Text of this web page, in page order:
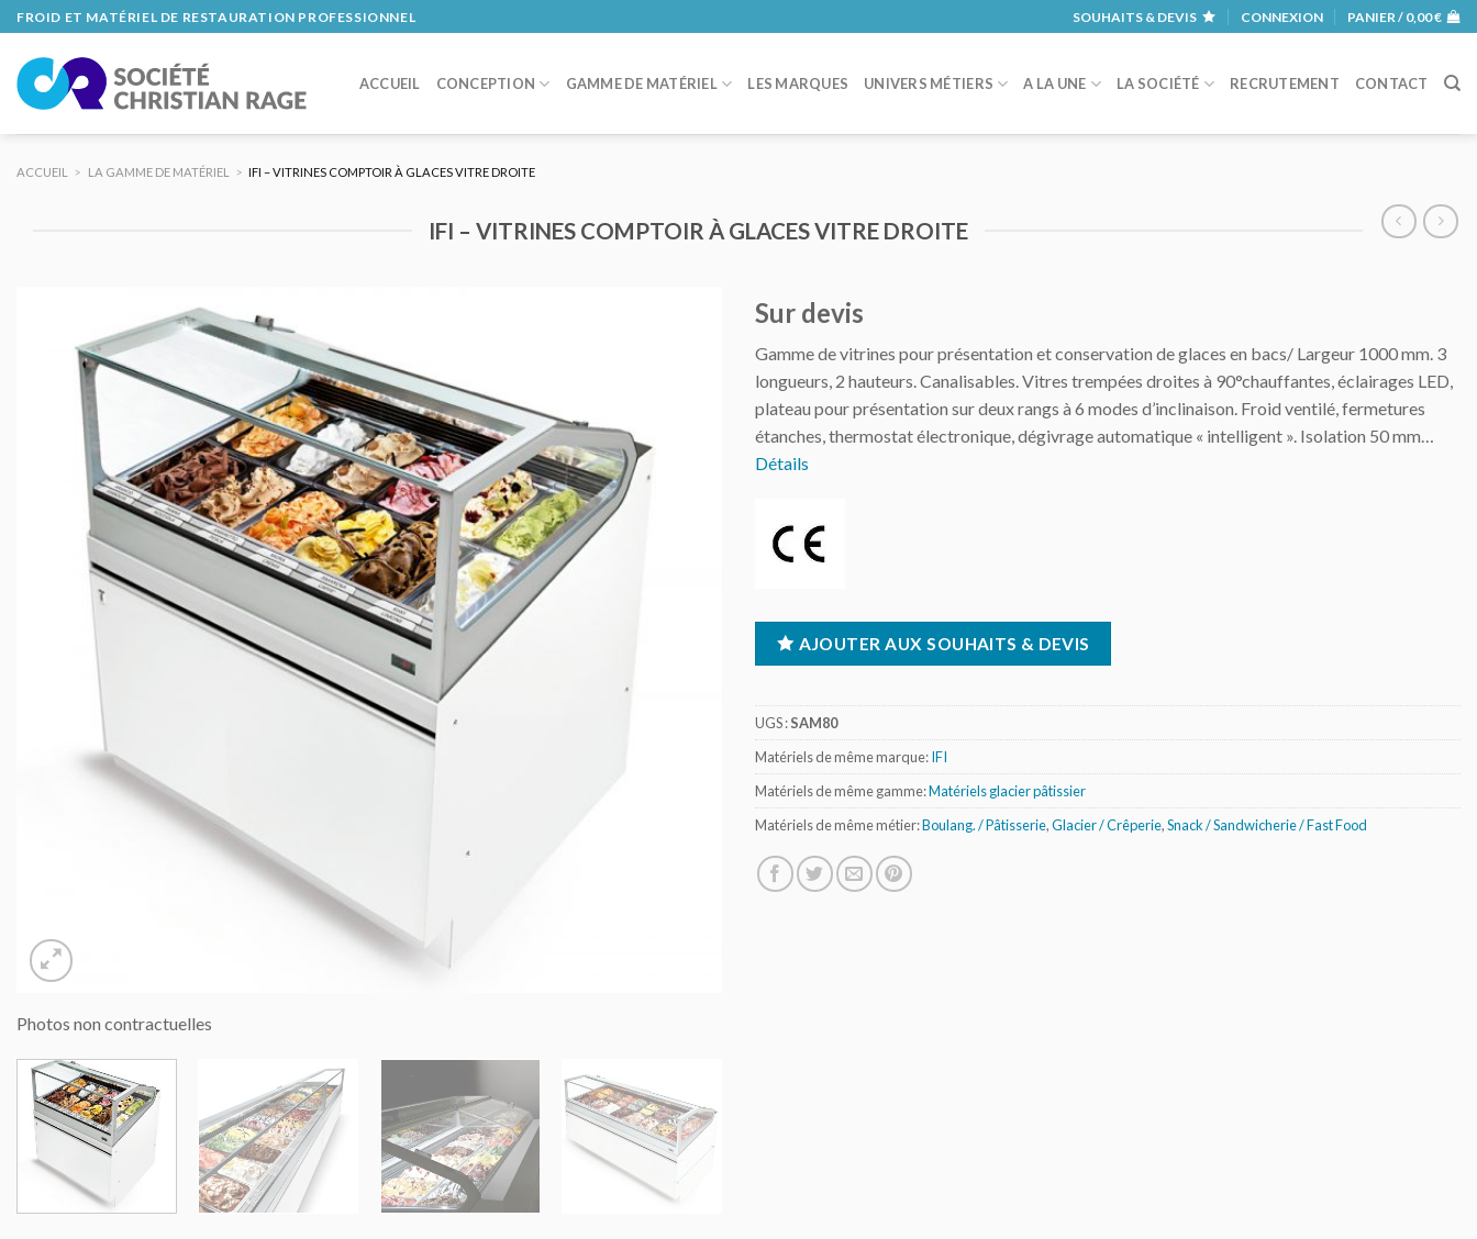
Skip
to
content
FROID ET MATÉRIEL DE RESTAURATION PROFESSIONNEL SOUHAITS & DEVIS CONNEXION PANIER / 0,00€
ACCUEIL CONCEPTION GAMME DE MATÉRIEL LES MARQUES UNIVERS MÉTIERS A LA UNE LA SOCIÉTÉ RECRUTEMENT CONTACT
ACCUEIL > LA GAMME DE MATÉRIEL > IFI – VITRINES COMPTOIR À GLACES VITRE DROITE
IFI – VITRINES COMPTOIR À GLACES VITRE DROITE
Photos non contractuelles
Sur devis
Gamme de vitrines pour présentation et conservation de glaces en bacs/ Largeur 1000 mm. 3
longueurs, 2 hauteurs. Canalisables. Vitres trempées droites à 90°chauffantes, éclairages LED,
plateau pour présentation sur deux rangs à 6 modes d’inclinaison. Froid ventilé, fermetures
étanches, thermostat électronique, dégivrage automatique « intelligent ». Isolation 50 mm…
Détails
AJOUTER AUX SOUHAITS & DEVIS
UGS :SAM80
Matériels de même marque:IFI
Matériels de même gamme:Matériels glacier pâtissier
Matériels de même métier:Boulang. / Pâtisserie,Glacier / Crêperie,Snack / Sandwicherie / Fast Food